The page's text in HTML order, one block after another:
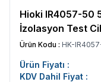
Hioki IR4057-50
İzolasyon Test
Ürün Kodu : HK-
Ürün Fiyatı :
KDV Dahil Fiyat :